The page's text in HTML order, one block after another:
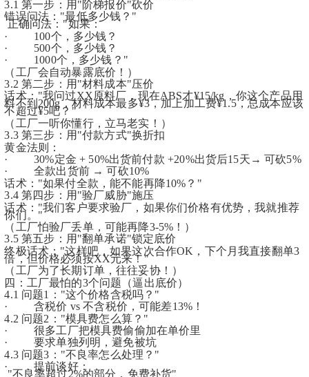
3.1 第一步：用"阶梯报价"砍价
错误问法："最低多少钱？"
正确问法："如果：
·         100个，多少钱？
·         500个，多少钱？
·         1000个，多少钱？"
（工厂会自动暴露底价！）
3.2 第二步：用"材料成本"压价
话术："我问过XX原料厂，现在ABS才¥15/kg，你这个产品用
料不到200g，材料成本最多¥3，加上加工费¥1.5，总成本应该
不超过¥5吧？"
（工厂一听你懂行，立马老实！）
3.3 第三步：用"付款方式"换折扣
黄金法则：
·         30%定金 + 50%出货前付款 +20%出货后15天→ 可砍5%
·         全款出货前 → 可砍10%
话术："如果付全款，能不能再降10%？"
3.4 第四步：用"验厂威胁"施压
话术："我们客户要求验厂，如果你们价格有优势，我就推荐
你们。"
（工厂怕验厂丢单，可能再降3-5%！）
3.5 第五步：用"翻单承诺"锁定底价
终极话术："这样吧，如果这次合作OK，下个月我直接翻单3
倍，但价格必须按XX元来！"
（工厂为了长期订单，往往妥协！）
四：工厂最怕的3个问题（逼出底价）
4.1 问题1："这个价格含税吗？"
·         含税价 vs 不含税价，可能差13%！
4.2 问题2："模具费怎么算？"
·         很多工厂把模具费偷偷加在单价里
·         要求单独列明，避免被坑
4.3 问题3："不良率怎么处理？"
·         提前谈好：
"不良率超过2%的部分，免费补货"